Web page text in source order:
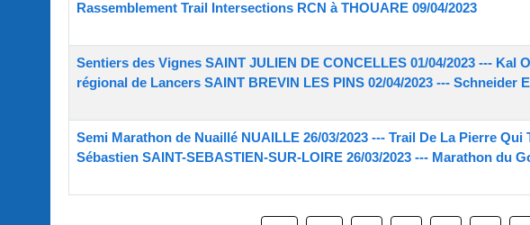
Rassemblement Trail Intersections RCN à THOUARE 09/04/2023
Sentiers des Vignes SAINT JULIEN DE CONCELLES 01/04/2023 --- Kal
régional de Lancers SAINT BREVIN LES PINS 02/04/2023 --- Schneider
Semi Marathon de Nuaillé NUAILLE 26/03/2023 --- Trail De La Pierre
Sébastien SAINT-SEBASTIEN-SUR-LOIRE 26/03/2023 --- Marathon du